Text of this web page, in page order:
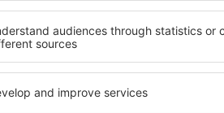
in Raben Steinfeld